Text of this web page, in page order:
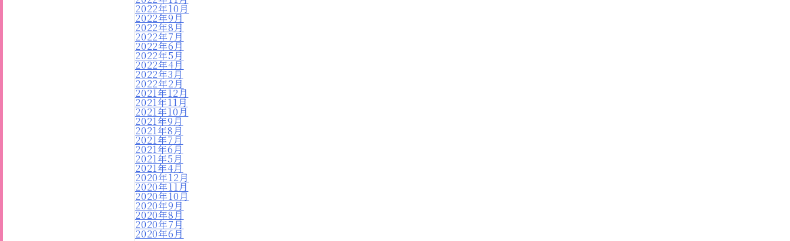
2022年10月
2022年9月
2022年8月
2022年7月
2022年6月
2022年5月
2022年4月
2022年3月
2022年2月
2021年12月
2021年11月
2021年10月
2021年9月
2021年8月
2021年7月
2021年6月
2021年5月
2021年4月
2020年12月
2020年11月
2020年10月
2020年9月
2020年8月
2020年7月
2020年6月